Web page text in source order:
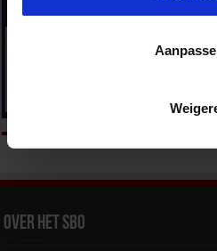
Over het SBO